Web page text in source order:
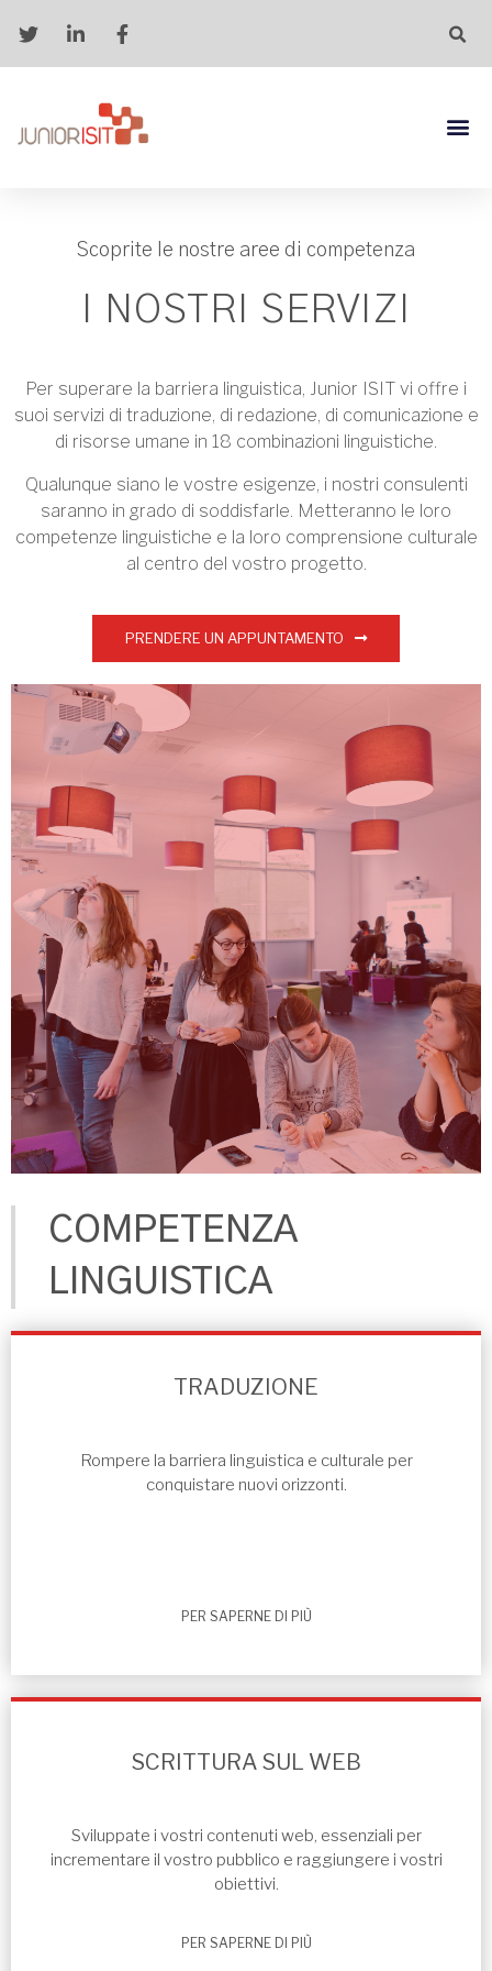
Scoprite le nostre aree di competenza
I NOSTRI SERVIZI
Per superare la barriera linguistica, Junior ISIT vi offre i
suoi servizi di traduzione, di redazione, di comunicazione e
di risorse umane in 18 combinazioni linguistiche.
Qualunque siano le vostre esigenze, i nostri consulenti
saranno in grado di soddisfarle. Metteranno le loro
competenze linguistiche e la loro comprensione culturale
al centro del vostro progetto.
PRENDERE UN APPUNTAMENTO
COMPETENZA
LINGUISTICA
TRADUZIONE
Rompere la barriera linguistica e culturale per
conquistare nuovi orizzonti.
PER SAPERNE DI PIÙ
SCRITTURA SUL WEB
Sviluppate i vostri contenuti web, essenziali per
incrementare il vostro pubblico e raggiungere i vostri
obiettivi.
PER SAPERNE DI PIÙ